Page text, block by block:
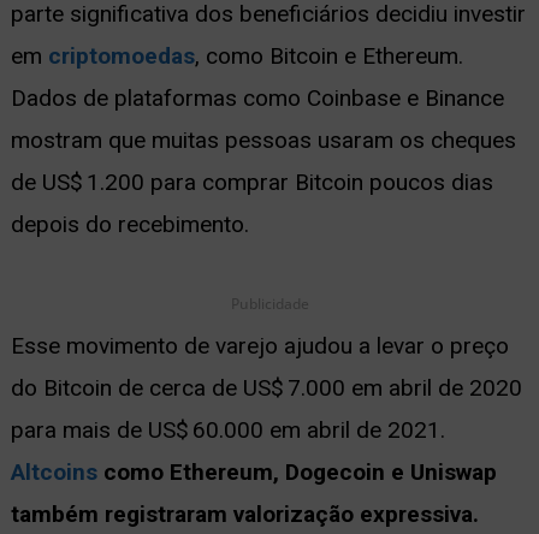
parte significativa dos beneficiários decidiu investir
em criptomoedas, como Bitcoin e Ethereum.
Dados de plataformas como Coinbase e Binance
mostram que muitas pessoas usaram os cheques
de US$ 1.200 para comprar Bitcoin poucos dias
depois do recebimento.
Publicidade
Esse movimento de varejo ajudou a levar o preço
do Bitcoin de cerca de US$ 7.000 em abril de 2020
para mais de US$ 60.000 em abril de 2021.
Altcoinscomo Ethereum, Dogecoin e Uniswap
também registraram valorização expressiva.